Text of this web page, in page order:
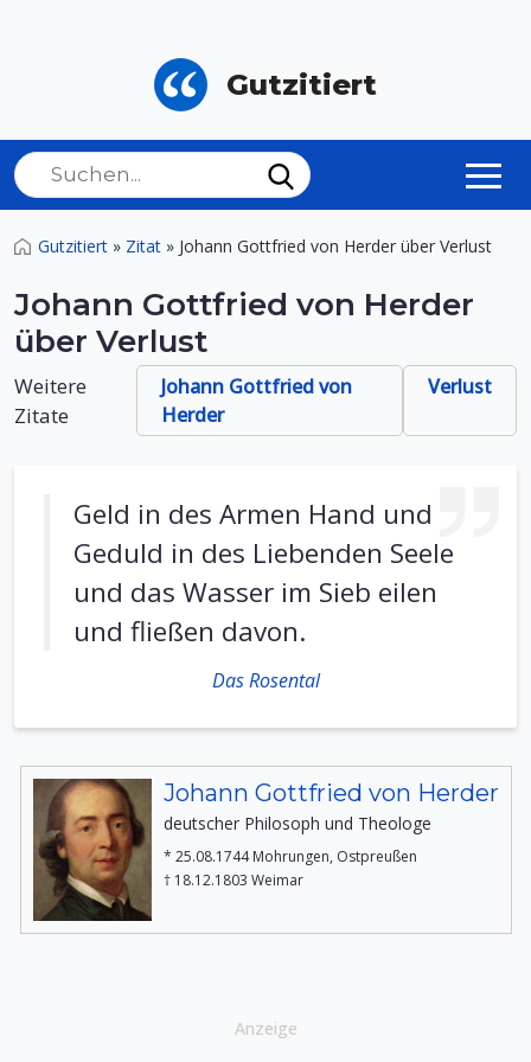
Gutzitiert
Gutzitiert » Zitat » Johann Gottfried von Herder über Verlust
Johann Gottfried von Herder
über Verlust
Weitere
Zitate
Johann Gottfried von
Herder
Verlust
Geld in des Armen Hand und
Geduld in des Liebenden Seele
und das Wasser im Sieb eilen
und fließen davon.
Das Rosental
Johann Gottfried von Herder
deutscher Philosoph und Theologe
* 25.08.1744 Mohrungen, Ostpreußen
† 18.12.1803 Weimar
Anzeige